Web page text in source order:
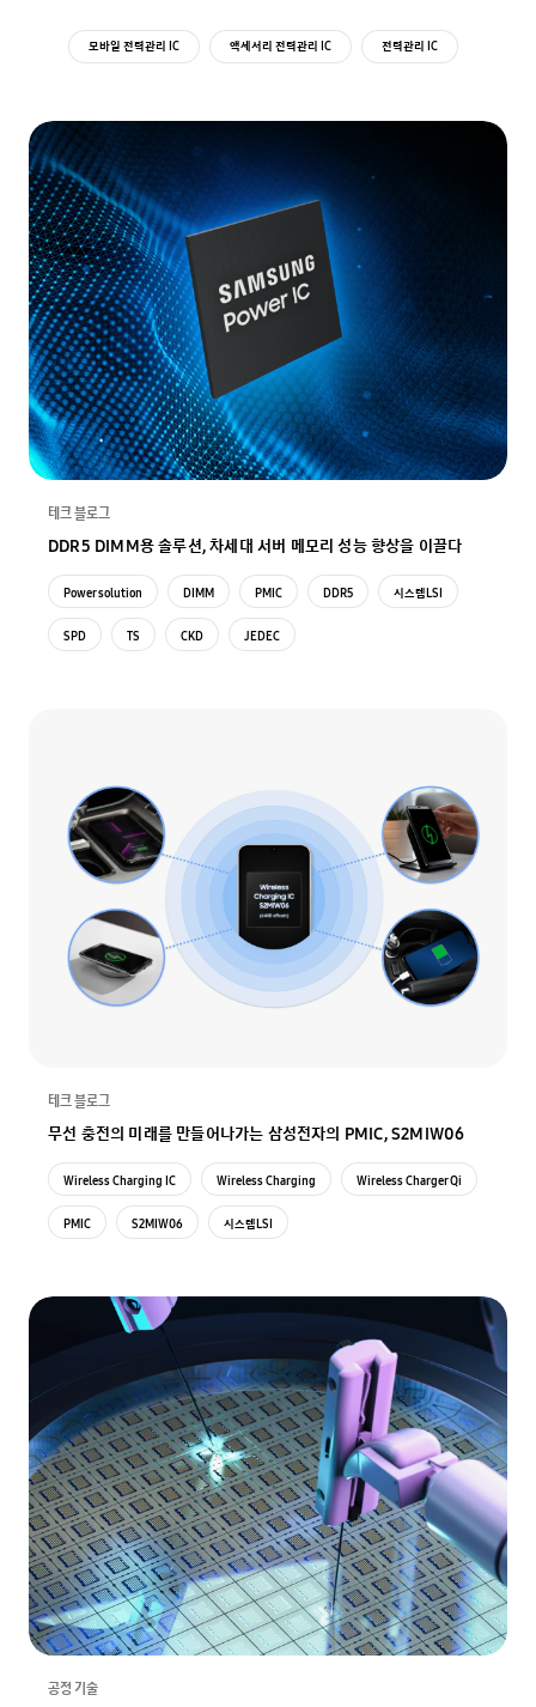
모바일 전력관리 IC 액세서리 전력관리 IC 전력관리 IC
테크 블로그
DDR5 DIMM용 솔루션, 차세대 서버 메모리 성능 향상을 이끌다
Power solution DIMM PMIC DDR5 시스템LSI
SPD TS CKD JEDEC
테크 블로그
무선 충전의 미래를 만들어나가는 삼성전자의 PMIC, S2MIW06
Wireless Charging IC Wireless Charging Wireless Charger Qi
PMIC S2MIW06 시스템LSI
공정 기술